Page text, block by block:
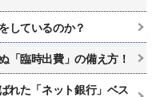
しているのか？
臨時出費」の備え方！
た「ネット銀行」ベス